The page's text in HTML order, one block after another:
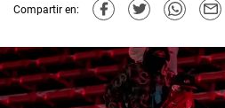
Compartir en: